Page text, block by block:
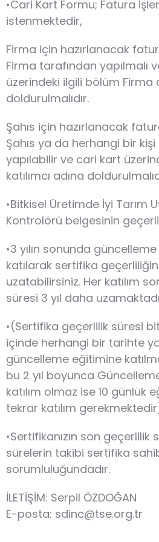
•Cari Kart Formu; Fatura
istenmektedir,
Firma için hazırlanacak
Firma tarafından yapılmalı
üzerindeki ilgili bölüm Firma
doldurulmalıdır.
Şahıs için hazırlanacak
Şahıs ya da herhangi bir
yapılabilir ve cari kart
katılımcı adına
•Bitkisel Üretimde İyi Tarım
Kontrolörü belgesinin
•3 yılın sonunda
katılarak sertifika
uzatabilirsiniz. Her katılım
süresi 3 yıl daha
•(Sertifika geçerlilik süresi
içinde herhangi bir tarihte
güncelleme eğitimine
bu 2 yıl boyunca
katılım olmaz ise 10 günlük
tekrar katılım
•Sertifikanızın son geçerlilik
sürelerin takibi sertifika
sorumluluğundadır.
İLETİŞİM: Serpil ÖZDOĞAN
E-posta: sdinc@tse.org.tr